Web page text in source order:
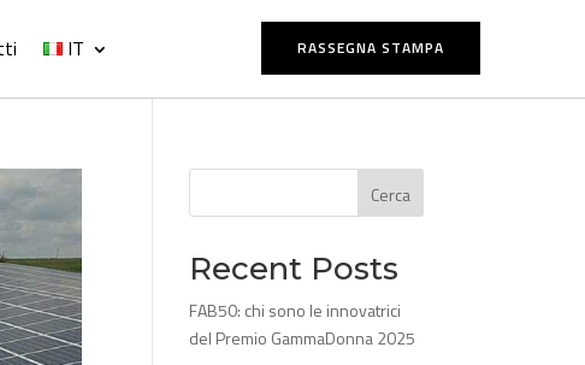
IT RASSEGNA STAMPA
Cerca
Recent Posts
FAB50: chi sono le innovatrici
del Premio GammaDonna 2025